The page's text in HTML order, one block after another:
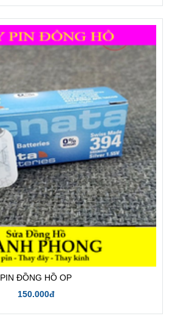
PIN ĐỒNG HỒ OP
150.000đ